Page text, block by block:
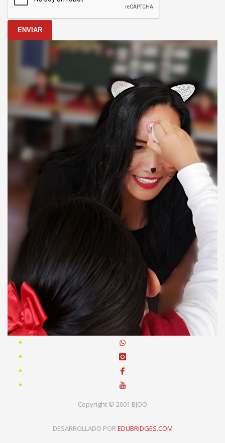
ENVIAR
Copyright © 2001 BJOO
DESARROLLADO POREDUBRIDGES.COM